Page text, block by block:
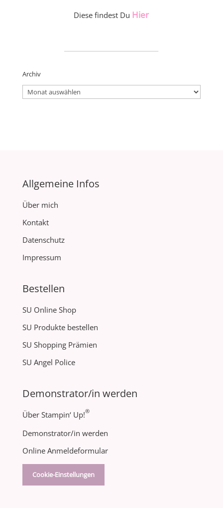
Diese findest Du Hier
Archiv
Archiv
Allgemeine Infos
Über mich
Kontakt
Datenschutz
Impressum
Bestellen
SU Online Shop
SU Produkte bestellen
SU Shopping Prämien
SU Angel Police
Demonstrator/in werden
Über Stampin‘ Up!®
Demonstrator/in werden
Online Anmeldeformular
Cookie-Einstellungen